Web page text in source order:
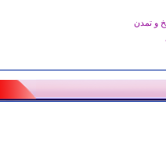
و تمدن